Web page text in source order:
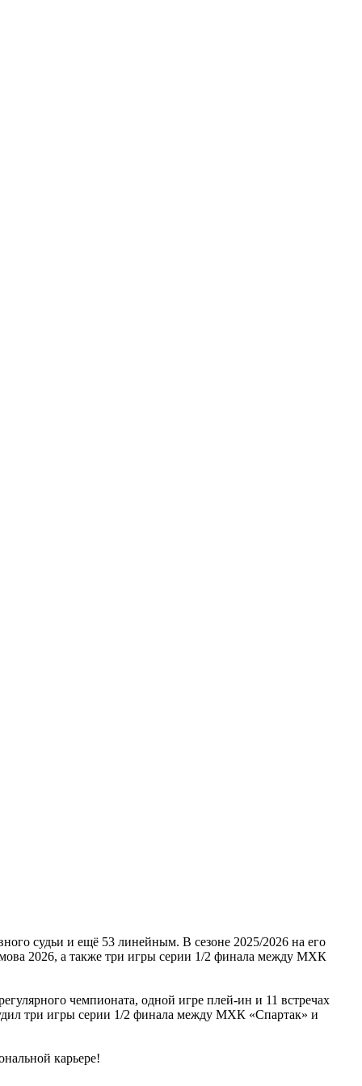
судьи и ещё 53 линейным. В сезоне 2025/2026 на его
2026, а также три игры серии 1/2 финала между МХК
чемпионата, одной игре плей-ин и 11 встречах
три игры серии 1/2 финала между МХК «Спартак» и
карьере!